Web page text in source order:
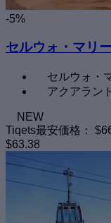
-5%
セルウォ・マリ
セルウォ・
アクアラン
NEW
Tiqets最安価格：
$63.38